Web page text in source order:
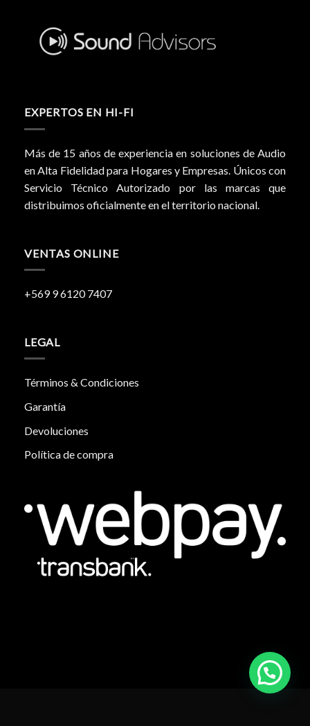
EXPERTOS EN HI-FI
Más de 15 años de experiencia en soluciones de Audio
en Alta Fidelidad para Hogares y Empresas. Únicos con
Servicio Técnico Autorizado por las marcas que
distribuimos oficialmente en el territorio nacional.
VENTAS ONLINE
+569 9 6120 7407
LEGAL
Términos & Condiciones
Garantía
Devoluciones
Política de compra